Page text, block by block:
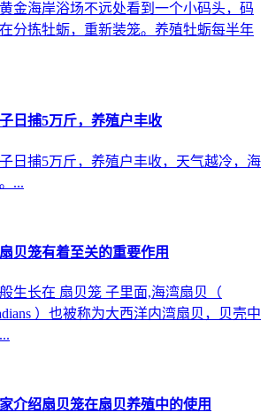
金海岸浴场不远处看到一个小码头，码
分拣牡蛎，重新装笼。养殖牡蛎每半年
日捕5万斤，养殖户丰收
日捕5万斤，养殖户丰收，天气越冷，海
...
贝笼有着至关的重要作用
生长在 扇贝笼 子里面,海湾扇贝（
）也被称为大西洋内湾扇贝，贝壳中
介绍扇贝笼在扇贝养殖中的使用